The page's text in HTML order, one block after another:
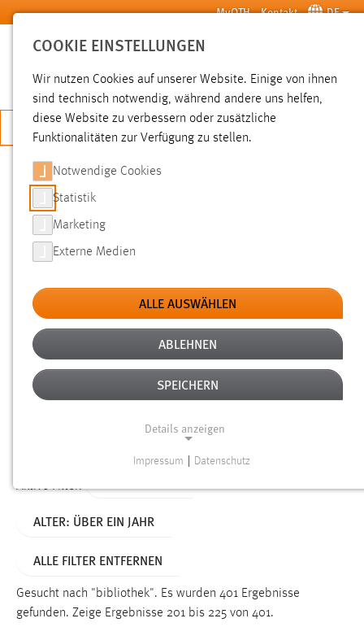
Zum Hauptinhalt springen MyOTH Kontakt DE
SUCHE
JETZT BEWERBEN
SUCHE
FILTER
Typ
Erstellungsdatum
Alter
Aktive Filter:
ALTER: ÜBER EIN JAHR
ALLE FILTER ENTFERNEN
Gesucht nach "bibliothek". Es wurden 401 Ergebnisse
gefunden. Zeige Ergebnisse 201 bis 225 von 401.
COOKIE EINSTELLUNGEN
Wir nutzen Cookies auf unserer Website. Einige von ihnen
sind technisch notwendig, während andere uns helfen,
diese Website zu verbessern oder zusätzliche
Funktionalitäten zur Verfügung zu stellen.
Notwendige Cookies
Statistik
Marketing
Externe Medien
ALLE AUSWÄHLEN
ABLEHNEN
SPEICHERN
Details anzeigen
Funktionen und sind für die einwandfreie Funktion der
Name:
Impressum Datenschutz